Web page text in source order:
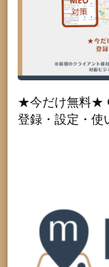
★今だけ無料★
登録・設定・使